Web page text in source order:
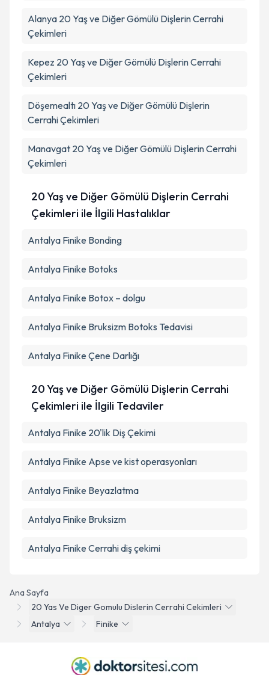
Ana Sayfa
20 Yas Ve Diger Gomulu Dislerin Cerrahi Cekimleri
Antalya
Finike
Alanya 20 Yaş ve Diğer Gömülü Dişlerin Cerrahi
Çekimleri
Kepez 20 Yaş ve Diğer Gömülü Dişlerin Cerrahi
Çekimleri
Döşemealtı 20 Yaş ve Diğer Gömülü Dişlerin
Cerrahi Çekimleri
Manavgat 20 Yaş ve Diğer Gömülü Dişlerin Cerrahi
Çekimleri
20 Yaş ve Diğer Gömülü Dişlerin Cerrahi
Çekimleri ile İlgili Hastalıklar
Antalya Finike Bonding
Antalya Finike Botoks
Antalya Finike Botox – dolgu
Antalya Finike Bruksizm Botoks Tedavisi
Antalya Finike Çene Darlığı
20 Yaş ve Diğer Gömülü Dişlerin Cerrahi
Çekimleri ile İlgili Tedaviler
Antalya Finike 20'lik Diş Çekimi
Antalya Finike Apse ve kist operasyonları
Antalya Finike Beyazlatma
Antalya Finike Bruksizm
Antalya Finike Cerrahi diş çekimi